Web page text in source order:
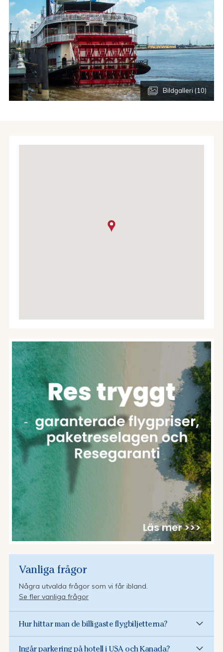
Bildgalleri (10)
Vanliga frågor
Några utvalda frågor som vi får ibland.
Se fler vanliga frågor
Hur hittar man de billigaste flygbiljetterna?
Ingår parkering på hotell i USA och Kanada?